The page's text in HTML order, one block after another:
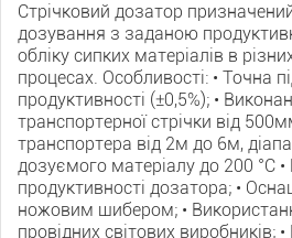
Стрічковий дозатор
дозування з заданою
обліку сипких матеріалів в
процесах. Особливості: • Точна
продуктивності (±0,5%); •
транспортерної стрічки від
транспортера від 2м до 6м,
дозуємого матеріалу до 200 °С
продуктивності дозатора; •
ножовим шибером; •
провідних світових виробників;